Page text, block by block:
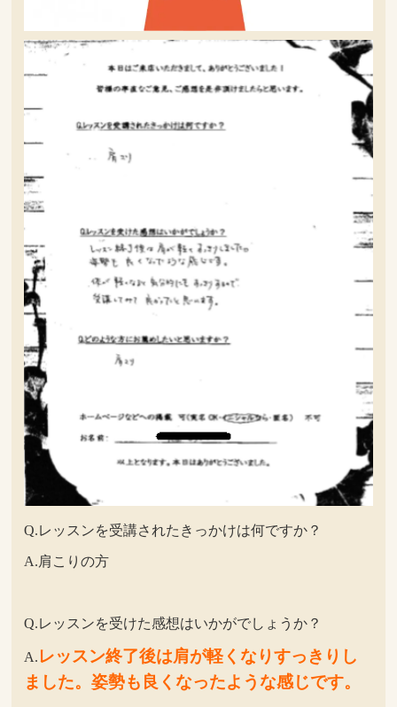
Q.レッスンを受講されたきっかけは何ですか？
A.肩こりの方
Q.レッスンを受けた感想はいかがでしょうか？
A. レッスン終了後は肩が軽くなりすっきりし
ました。姿勢も良くなったような感じです。